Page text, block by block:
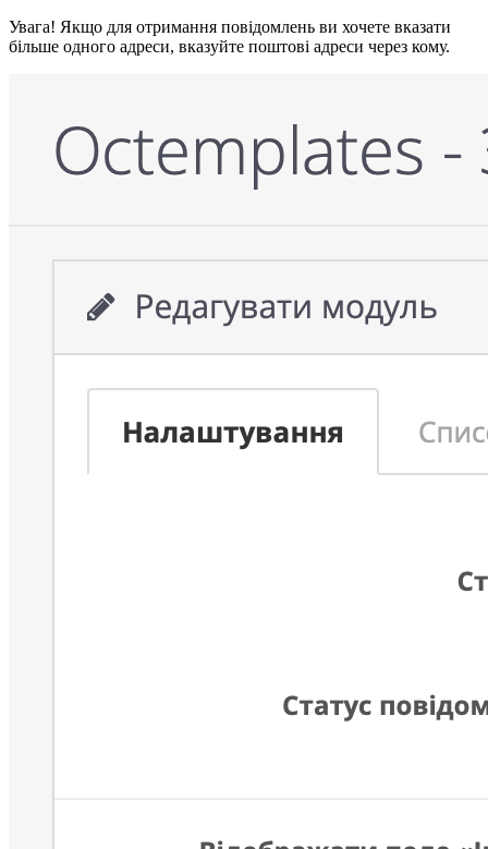
Увага! Якщо для отримання повідомлень ви хочете вказати
більше одного адреси, вказуйте поштові адреси через кому.